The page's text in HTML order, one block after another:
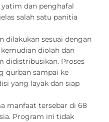
dan penghafal
salah satu panitia
dilakukan sesuai dengan
diolah dan
didistribusikan. Proses
qurban sampai ke
yang layak dan siap
manfaat tersebar di 68
Program ini tidak